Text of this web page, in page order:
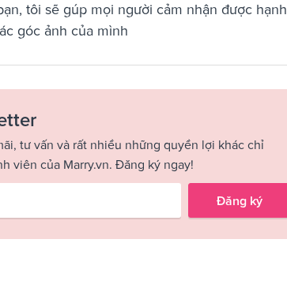
tôi sẽ gúp mọi người cảm nhận được hạnh
góc ảnh của mình
tư vấn và rất nhiều những quyền lợi khác chỉ
viên của Marry.vn. Đăng ký ngay!
Đăng ký